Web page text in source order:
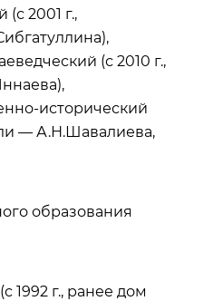
2001 г.,
(с 2010 г.,
— А.Н.Шавалиева,
образования
1992 г., ранее дом